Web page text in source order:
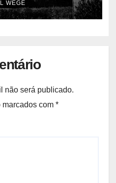
WEGE
não será publicado.
com *